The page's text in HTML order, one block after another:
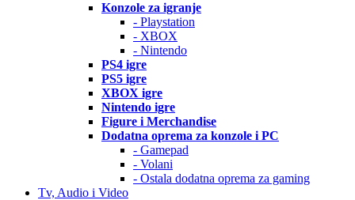
Konzole za igranje
- Playstation
- XBOX
- Nintendo
PS4 igre
PS5 igre
XBOX igre
Nintendo igre
Figure i Merchandise
Dodatna oprema za konzole i PC
- Gamepad
- Volani
- Ostala dodatna oprema za gaming
Tv, Audio i Video